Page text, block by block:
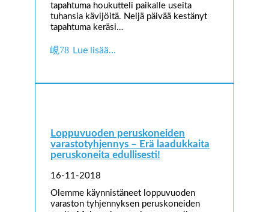
tapahtuma houkutteli paikalle useita
tuhansia kävijöitä. Neljä päivää kestänyt
tapahtuma keräsi…
Lue lisää…
Loppuvuoden peruskoneiden
varastotyhjennys – Erä laadukkaita
peruskoneita edullisesti!
16-11-2018
Olemme käynnistäneet loppuvuoden
varaston tyhjennyksen peruskoneiden